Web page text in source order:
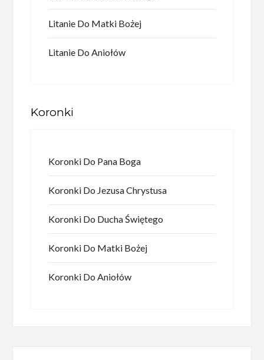
Litanie Do Matki Bożej
Litanie Do Aniołów
Koronki
Koronki Do Pana Boga
Koronki Do Jezusa Chrystusa
Koronki Do Ducha Świętego
Koronki Do Matki Bożej
Koronki Do Aniołów